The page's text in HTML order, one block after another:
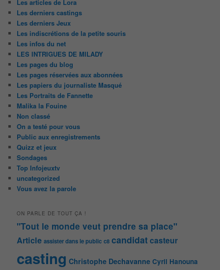
Les articles de Lora
Les derniers castings
Les derniers Jeux
Les indiscrétions de la petite souris
Les infos du net
LES INTRIGUES DE MILADY
Les pages du blog
Les pages réservées aux abonnées
Les papiers du journaliste Masqué
Les Portraits de Fannette
Malika la Fouine
Non classé
On a testé pour vous
Public aux enregistrements
Quizz et jeux
Sondages
Top Infojeuxtv
uncategorized
Vous avez la parole
ON PARLE DE TOUT ÇA !
"Tout le monde veut prendre sa place"
Article assister dans le public c8 candidatcasteur
casting Christophe Dechavanne Cyril Hanouna